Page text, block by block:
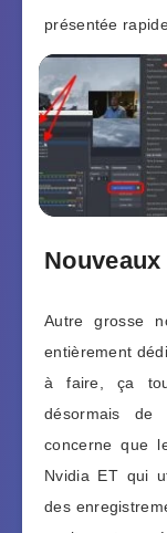
présentée
Autre grosse
entièrement
à faire, ça
désormais de
concerne que
Nvidia ET qui
des